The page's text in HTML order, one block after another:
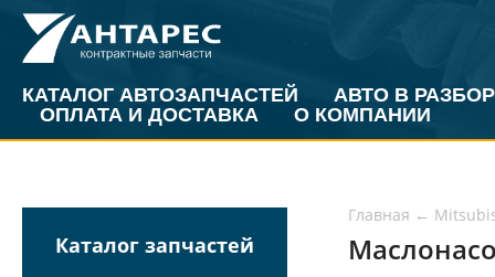
КАТАЛОГ АВТОЗАПЧАСТЕЙ
АВТО В РАЗБОР
ОПЛАТА И ДОСТАВКА
О КОМПАНИИ
Каталог запчастей
Главная ←